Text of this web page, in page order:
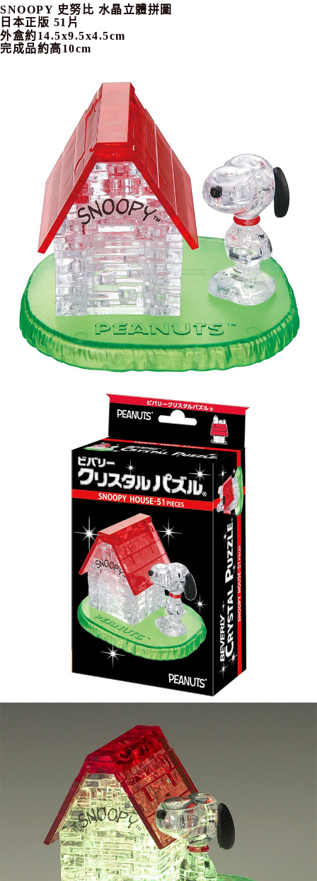
每筆NT$65，滿NT$999(含以上)免運費
7-11取貨付款
每筆NT$65，滿NT$999(含以上)免運費
每筆NT$65，滿NT$999(含以上)免運費
每筆NT$100，滿NT$999(含以上)免運費
SNOOPY 史努比 水晶立體拼圖
日本正版 51片
外盒約14.5x9.5x4.5cm
完成品約高10cm